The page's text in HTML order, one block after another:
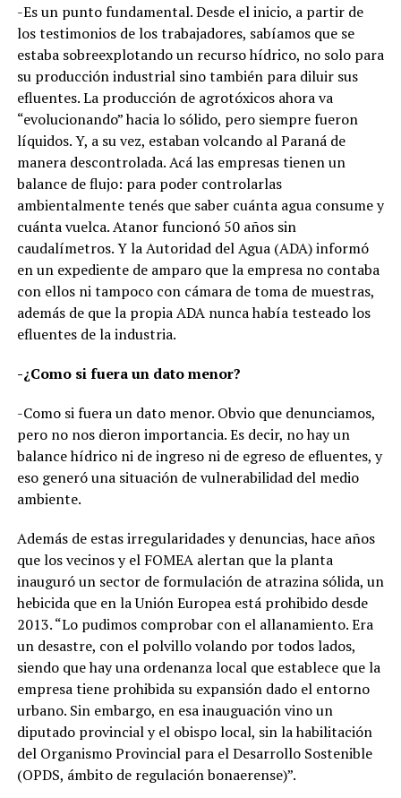
-Es un punto fundamental. Desde el inicio, a partir de
los testimonios de los trabajadores, sabíamos que se
estaba sobreexplotando un recurso hídrico, no solo para
su producción industrial sino también para diluir sus
efluentes. La producción de agrotóxicos ahora va
“evolucionando” hacia lo sólido, pero siempre fueron
líquidos. Y, a su vez, estaban volcando al Paraná de
manera descontrolada. Acá las empresas tienen un
balance de flujo: para poder controlarlas
ambientalmente tenés que saber cuánta agua consume y
cuánta vuelca. Atanor funcionó 50 años sin
caudalímetros. Y la Autoridad del Agua (ADA) informó
en un expediente de amparo que la empresa no contaba
con ellos ni tampoco con cámara de toma de muestras,
además de que la propia ADA nunca había testeado los
efluentes de la industria.
-¿Como si fuera un dato menor?
-Como si fuera un dato menor. Obvio que denunciamos,
pero no nos dieron importancia. Es decir, no hay un
balance hídrico ni de ingreso ni de egreso de efluentes, y
eso generó una situación de vulnerabilidad del medio
ambiente.
Además de estas irregularidades y denuncias, hace años
que los vecinos y el FOMEA alertan que la planta
inauguró un sector de formulación de atrazina sólida, un
hebicida que en la Unión Europea está prohibido desde
2013. “Lo pudimos comprobar con el allanamiento. Era
un desastre, con el polvillo volando por todos lados,
siendo que hay una ordenanza local que establece que la
empresa tiene prohibida su expansión dado el entorno
urbano. Sin embargo, en esa inauguación vino un
diputado provincial y el obispo local, sin la habilitación
del Organismo Provincial para el Desarrollo Sostenible
(OPDS, ámbito de regulación bonaerense)”.